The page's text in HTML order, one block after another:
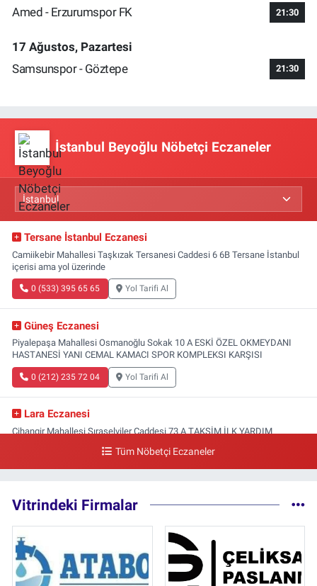
Amed - Erzurumspor FK 21:30
17 Ağustos, Pazartesi
Samsunspor - Göztepe
21:30
İstanbul Beyoğlu Nöbetçi Eczaneler
Tersane İstanbul Eczanesi
Camiikebir Mahallesi Taşkızak Tersanesi Caddesi 6 6B Tersane İstanbul
içerisi ama yol üzerinde
0 (533) 395 65 65 Yol Tarifi Al
Güneş Eczanesi
Piyalepaşa Mahallesi Osmanoğlu Sokak 10 A ESKİ ÖZEL OKMEYDANI
HASTANESİ YANI CEMAL KAMACI SPOR KOMPLEKSI KARŞISI
0 (212) 235 72 04 Yol Tarifi Al
Lara Eczanesi
Cihangir Mahallesi Sıraselviler Caddesi 73 A TAKSİM İLK YARDIM
Tüm Nöbetçi Eczaneler
Vitrindeki Firmalar